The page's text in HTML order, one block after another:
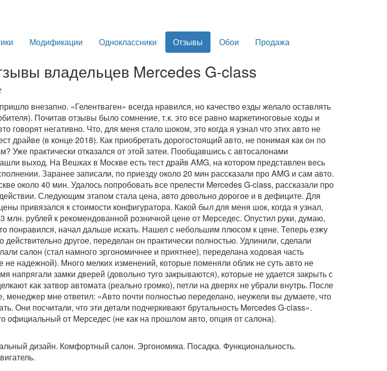
Модификации Одноклассники Отзывы Обои Продажа
владельцев Mercedes G-class
внезапно. «Гелентваген» всегда нравился, но качество езды желало оставлять
Почитав отзывы было сомнение, т.к. это все равно маркетиноговые ходы и
говорят негативно. Что, для меня стало шоком, это когда я узнал что этих авто не
драйве (в конце 2018). Как приобретать дорогостоящий авто, не понимая как он по
Уже практически отказался от этой затеи. Пообщавшись с автосалонами
выход. На Вешках в Москве есть тест драйв AMG, на котором представлен весь
Заранее записали, по приезду около 20 мин рассказали про AMG и сам авто.
около 40 мин. Удалось попробовать все прелести Mercedes G-class, рассказали про
Следующим этапом стала цена, авто довольно дорогое и в дефиците. Для
привязался к стоимости конфигуратора. Какой был для меня шок, когда я узнал,
млн. рублей к рекомендованной розничной цене от Мерседес. Опустил руки, думаю,
понравился, начал дальше искать. Нашел с небольшим плюсом к цене. Теперь езжу
действительно другое, переделан он практически полностью. Удлинили, сделали
салон (стал намного эргономичнее и приятнее), переделана ходовая часть
не надежной). Много мелких изменений, которые поменяли облик не суть авто не
напрягали замки дверей (довольно туго закрываются), которые не удается закрыть с
как затвор автомата (реально громко), петли на дверях не убрали внутрь. После
менеджер мне ответил: «Авто почти полностью переделано, неужели вы думаете, что
Они посчитали, что эти детали подчеркивают брутальность Mercedes G-class».
официальный от Мерседес (не как на прошлом авто, опция от салона).
дизайн. Комфортный салон. Эргономика. Посадка. Функциональность.